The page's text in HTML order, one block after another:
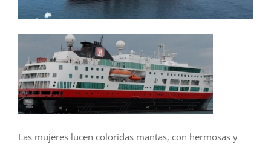
Las mujeres lucen coloridas mantas, con hermosas y